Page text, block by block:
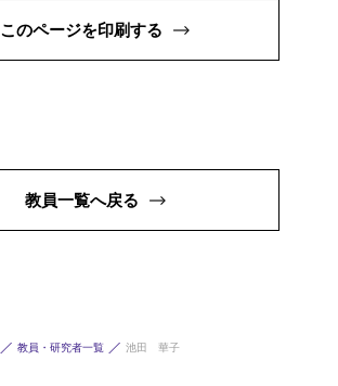
このページを印刷する
教員一覧へ戻る
教員・研究者一覧 池田 華子